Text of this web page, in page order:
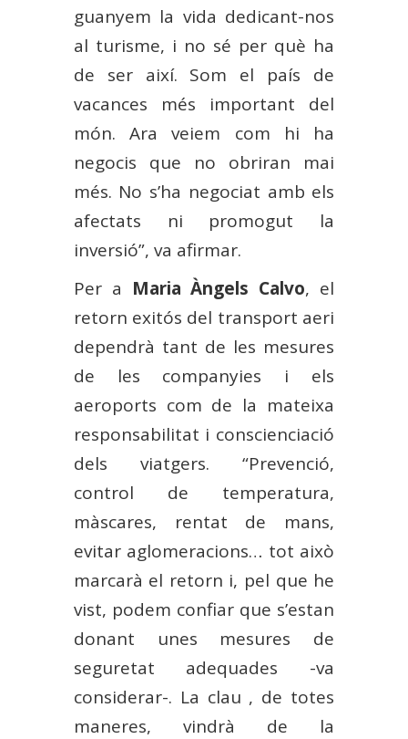
guanyem la vida dedicant-nos
al turisme, i no sé per què ha
de ser així. Som el país de
vacances més important del
món. Ara veiem com hi ha
negocis que no obriran mai
més. No s’ha negociat amb els
afectats ni promogut la
inversió”, va afirmar.
Per a Maria Àngels Calvo, el
retorn exitós del transport aeri
dependrà tant de les mesures
de les companyies i els
aeroports com de la mateixa
responsabilitat i conscienciació
dels viatgers. “Prevenció,
control de temperatura,
màscares, rentat de mans,
evitar aglomeracions… tot això
marcarà el retorn i, pel que he
vist, podem confiar que s’estan
donant unes mesures de
seguretat adequades -va
considerar-. La clau , de totes
maneres, vindrà de la